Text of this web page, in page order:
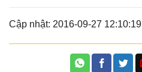
Cập nhật: 2016-09-27 12:10:19